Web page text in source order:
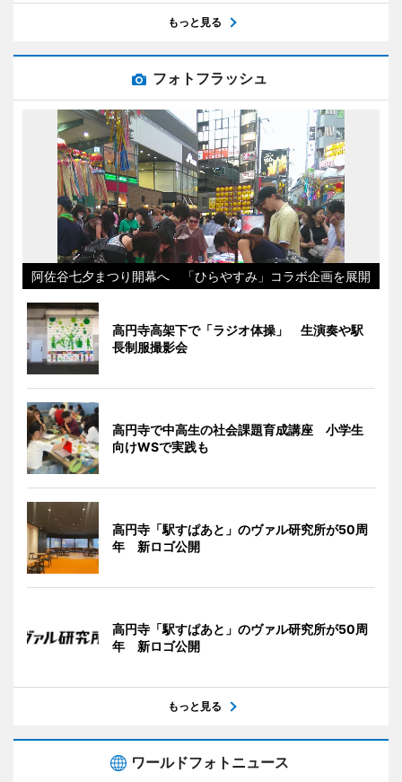
もっと見る
フォトフラッシュ
阿佐谷七夕まつり開幕へ 「ひらやすみ」コラボ企画を展開
高円寺高架下で「ラジオ体操」 生演奏や駅
長制服撮影会
高円寺で中高生の社会課題育成講座 小学生
向けWSで実践も
高円寺「駅すぱあと」のヴァル研究所が50周
年 新ロゴ公開
高円寺「駅すぱあと」のヴァル研究所が50周
年 新ロゴ公開
もっと見る
ワールドフォトニュース